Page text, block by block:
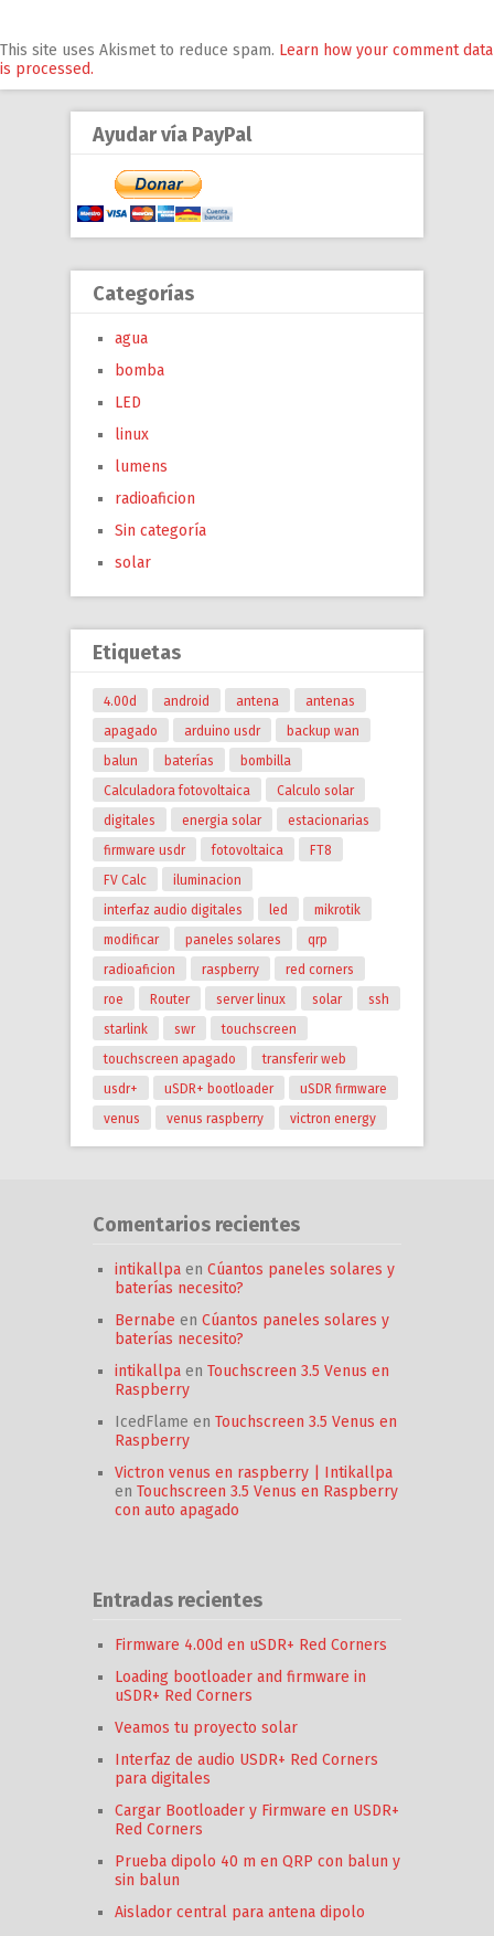
This site uses Akismet to reduce spam. Learn how your comment data
is processed.
Ayudar vía PayPal
Categorías
agua
bomba
LED
linux
lumens
radioaficion
Sin categoría
solar
Etiquetas
4.00d android antena
antenas
apagado
arduino usdr
backup wan
balun
baterías
bombilla
Calculadora fotovoltaica
Calculo solar
digitales
energia solar
estacionarias
firmware usdr
fotovoltaica
FT8
FV Calc
iluminacion
interfaz audio digitales
led
mikrotik
modificar
paneles solares
qrp
radioaficion
raspberry
red corners
roe
Router server linux solar
ssh
starlink
swr
touchscreen
touchscreen apagado
transferir web
usdr+
uSDR+ bootloader
uSDR firmware
venus
venus raspberry victron energy
Comentarios recientes
intikallpa en Cúantos paneles solares y
baterías necesito?
Bernabe en Cúantos paneles solares y
baterías necesito?
intikallpa en Touchscreen 3.5 Venus en
Raspberry
IcedFlame en Touchscreen 3.5 Venus en
Raspberry
Victron venus en raspberry | Intikallpa
en Touchscreen 3.5 Venus en Raspberry
con auto apagado
Entradas recientes
Firmware 4.00d en uSDR+ Red Corners
Loading bootloader and firmware in
uSDR+ Red Corners
Veamos tu proyecto solar
Interfaz de audio USDR+ Red Corners
para digitales
Cargar Bootloader y Firmware en USDR+
Red Corners
Prueba dipolo 40 m en QRP con balun y
sin balun
Aislador central para antena dipolo